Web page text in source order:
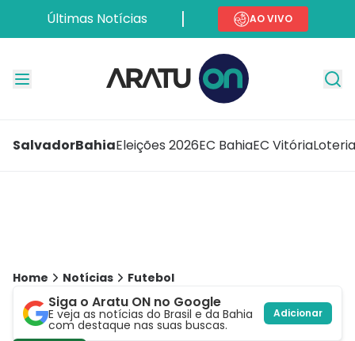
Últimas Notícias AO VIVO
SalvadorBahiaEleições 2026EC BahiaEC Vitória
Home Notícias Futebol
Siga o Aratu ON no Google
E veja as notícias do Brasil e da Bahia
com destaque nas suas buscas.
Adicionar